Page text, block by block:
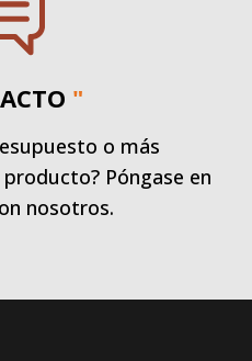
"
o más
Póngase en
nosotros.